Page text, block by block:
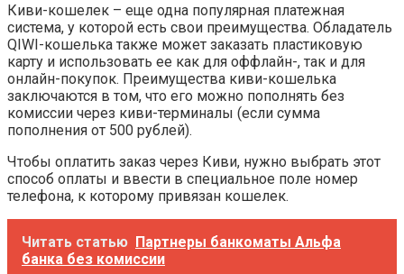
Киви-кошелек – еще одна популярная платежная
система, у которой есть свои преимущества. Обладатель
QIWI-кошелька также может заказать пластиковую
карту и использовать ее как для оффлайн-, так и для
онлайн-покупок. Преимущества киви-кошелька
заключаются в том, что его можно пополнять без
комиссии через киви-терминалы (если сумма
пополнения от 500 рублей).
Чтобы оплатить заказ через Киви, нужно выбрать этот
способ оплаты и ввести в специальное поле номер
телефона, к которому привязан кошелек.
Читать статью Партнеры банкоматы Альфа
банка без комиссии